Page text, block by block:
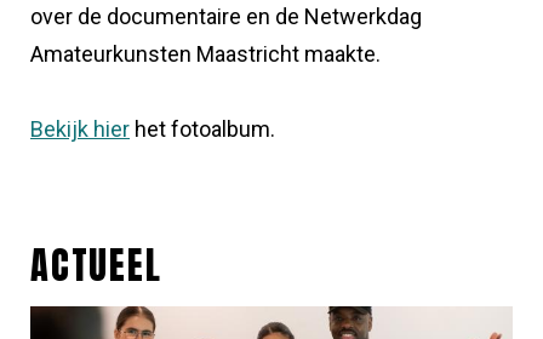
over de documentaire en de Netwerkdag
Amateurkunsten Maastricht maakte.
Bekijk hier het fotoalbum.
ACTUEEL